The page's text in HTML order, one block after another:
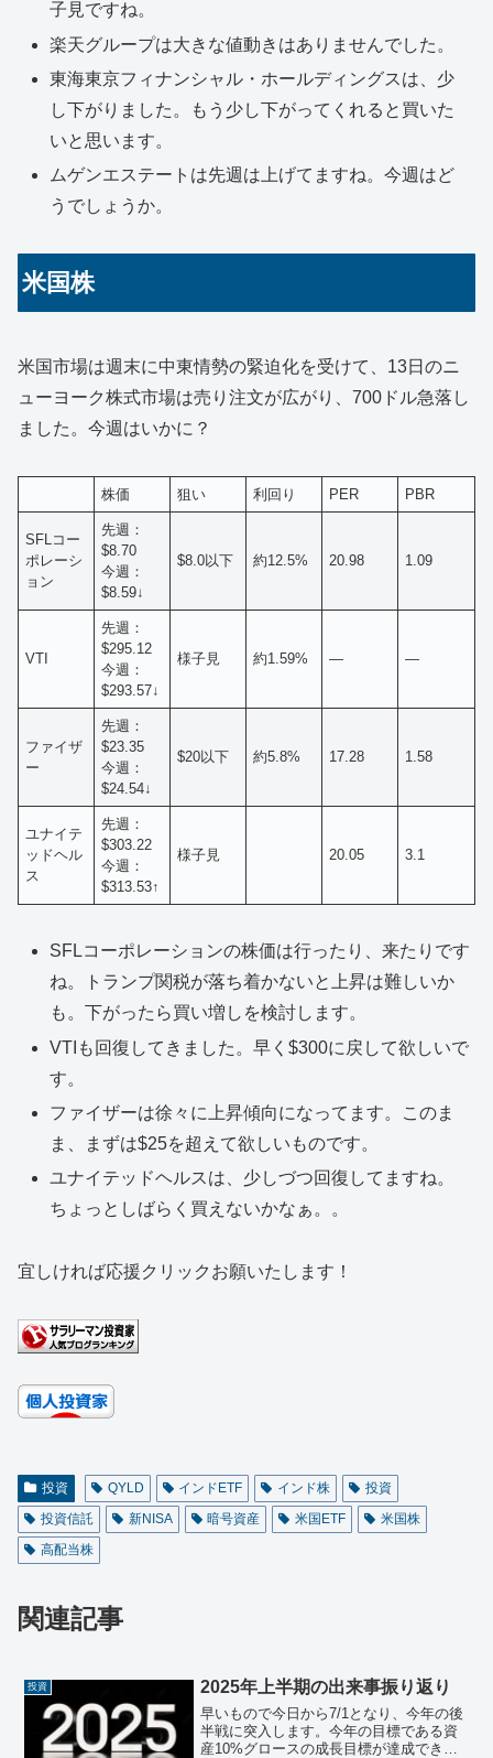
子見ですね。
楽天グループは大きな値動きはありませんでした。
東海東京フィナンシャル・ホールディングスは、少
し下がりました。もう少し下がってくれると買いた
いと思います。
ムゲンエステートは先週は上げてますね。今週はど
うでしょうか。
米国株
米国市場は週末に中東情勢の緊迫化を受けて、13日のニ
ューヨーク株式市場は売り注文が広がり、700ドル急落し
ました。今週はいかに？
株価 狙い 利回り PER PBR
SFLコー
ポレーシ
ョン
先週：
$8.70
今週：
$8.59↓
$8.0以下 約12.5% 20.98 1.09
VTI
先週：
$295.12
今週：
$293.57↓
様子見 約1.59% — —
ファイザ
ー
先週：
$23.35
今週：
$24.54↓
$20以下 約5.8% 17.28 1.58
ユナイテ
ッドヘル
ス
先週：
$303.22
今週：
$313.53↑
様子見 20.05 3.1
SFLコーポレーションの株価は行ったり、来たりです
ね。トランプ関税が落ち着かないと上昇は難しいか
も。下がったら買い増しを検討します。
VTIも回復してきました。早く$300に戻して欲しいで
す。
ファイザーは徐々に上昇傾向になってます。このま
ま、まずは$25を超えて欲しいものです。
ユナイテッドヘルスは、少しづつ回復してますね。
ちょっとしばらく買えないかなぁ。。
宜しければ応援クリックお願いたします！
投資 QYLD インドETF インド株
投資
投資信託
新NISA 暗号資産 米国ETF
米国株
高配当株
関連記事
投資 2025年上半期の出来事振り返り
早いもので今日から7/1となり、今年の後
半戦に突入します。今年の目標である資
産10%グロースの成長目標が達成できる